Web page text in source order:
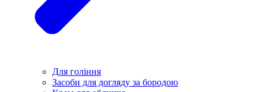
Для гоління
Засоби для догляду за бородою